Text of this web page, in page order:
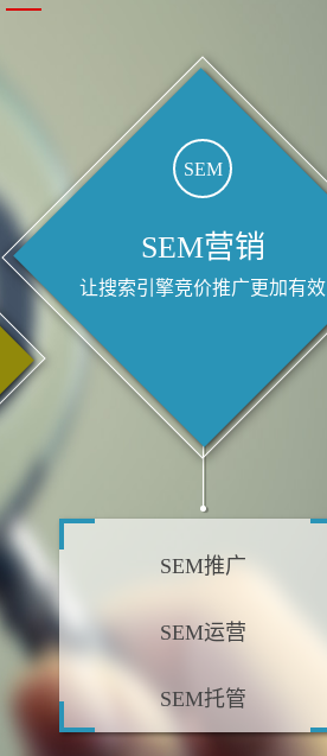
SEM
SEM营销
让搜索引擎竞价推广更加有效
SEM推广
SEM运营
SEM托管